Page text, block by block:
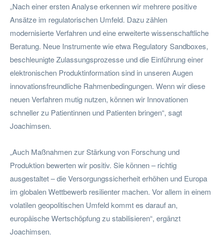
„Nach einer ersten Analyse erkennen wir mehrere positive
Ansätze im regulatorischen Umfeld. Dazu zählen
modernisierte Verfahren und eine erweiterte wissenschaftliche
Beratung. Neue Instrumente wie etwa Regulatory Sandboxes,
beschleunigte Zulassungsprozesse und die Einführung einer
elektronischen Produktinformation sind in unseren Augen
innovationsfreundliche Rahmenbedingungen. Wenn wir diese
neuen Verfahren mutig nutzen, können wir Innovationen
schneller zu Patientinnen und Patienten bringen“, sagt
Joachimsen.
„Auch Maßnahmen zur Stärkung von Forschung und
Produktion bewerten wir positiv. Sie können – richtig
ausgestaltet – die Versorgungssicherheit erhöhen und Europa
im globalen Wettbewerb resilienter machen. Vor allem in einem
volatilen geopolitischen Umfeld kommt es darauf an,
europäische Wertschöpfung zu stabilisieren“, ergänzt
Joachimsen.